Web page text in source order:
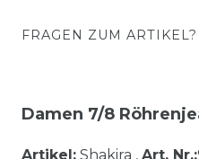
FRAGEN ZUM ARTIKEL?
Damen 7/8
Artikel: Shakira , Art. Nr.: